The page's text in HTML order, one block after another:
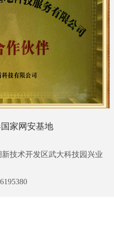
家网安基地
技术开发区武大科技园兴业